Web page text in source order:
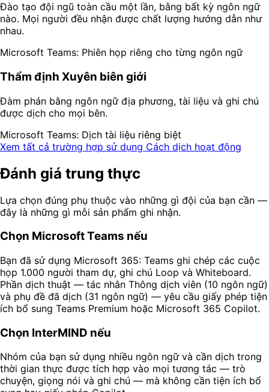
Đào tạo đội ngũ toàn cầu một lần, bằng bất kỳ ngôn ngữ
nào. Mọi người đều nhận được chất lượng hướng dẫn như
nhau.
Microsoft Teams: Phiên họp riêng cho từng ngôn ngữ
Thẩm định Xuyên biên giới
Đàm phán bằng ngôn ngữ địa phương, tài liệu và ghi chú
được dịch cho mọi bên.
Microsoft Teams: Dịch tài liệu riêng biệt
Xem tất cả trường hợp sử dụng Cách dịch hoạt động
Đánh giá trung thực
Lựa chọn đúng phụ thuộc vào những gì đội của bạn cần —
đây là những gì mỗi sản phẩm ghi nhận.
Chọn Microsoft Teams nếu
Bạn đã sử dụng Microsoft 365: Teams ghi chép các cuộc
họp 1.000 người tham dự, ghi chú Loop và Whiteboard.
Phần dịch thuật — tác nhân Thông dịch viên (10 ngôn ngữ)
và phụ đề đã dịch (31 ngôn ngữ) — yêu cầu giấy phép tiện
ích bổ sung Teams Premium hoặc Microsoft 365 Copilot.
Chọn InterMIND nếu
Nhóm của bạn sử dụng nhiều ngôn ngữ và cần dịch trong
thời gian thực được tích hợp vào mọi tương tác — trò
chuyện, giọng nói và ghi chú — mà không cần tiện ích bổ